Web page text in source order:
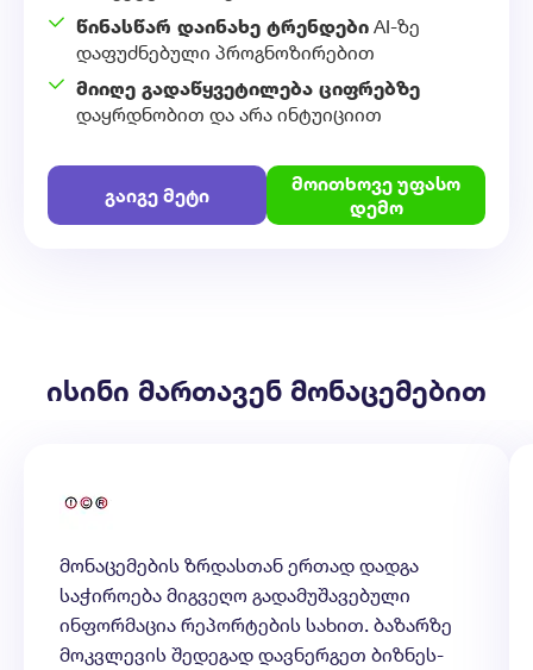
წინასწარ დაინახე ტრენდები AI-ზე
დაფუძნებული პროგნოზირებით
მიიღე გადაწყვეტილება ციფრებზე
დაყრდნობით და არა ინტუიციით
გაიგე მეტი
მოითხოვე უფასო
დემო
ისინი მართავენ მონაცემებით
მონაცემების ზრდასთან ერთად დადგა
საჭიროება მიგვეღო გადამუშავებული
ინფორმაცია რეპორტების სახით. ბაზარზე
მოკვლევის შედეგად დავნერგეთ ბიზნეს-